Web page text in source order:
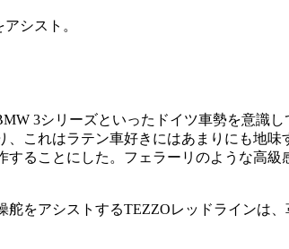
シスト。
3シリーズといったドイツ車勢を意識
これはラテン車好きにはあまりにも地
ることにした。フェラーリのような高
をアシストするTEZZOレッドラインは